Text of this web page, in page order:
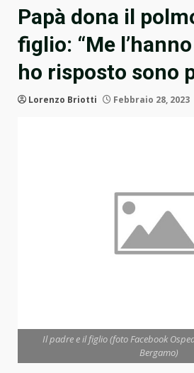
Papà dona il
figlio: “Me
ho risposto sono
Lorenzo Briotti Febbraio 28, 2023
Il padre e il figlio (foto Facebook
Bergamo)